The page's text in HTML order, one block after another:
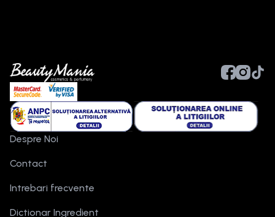
Despre Noi
Contact
Intrebari frecvente
Dictionar Ingredient